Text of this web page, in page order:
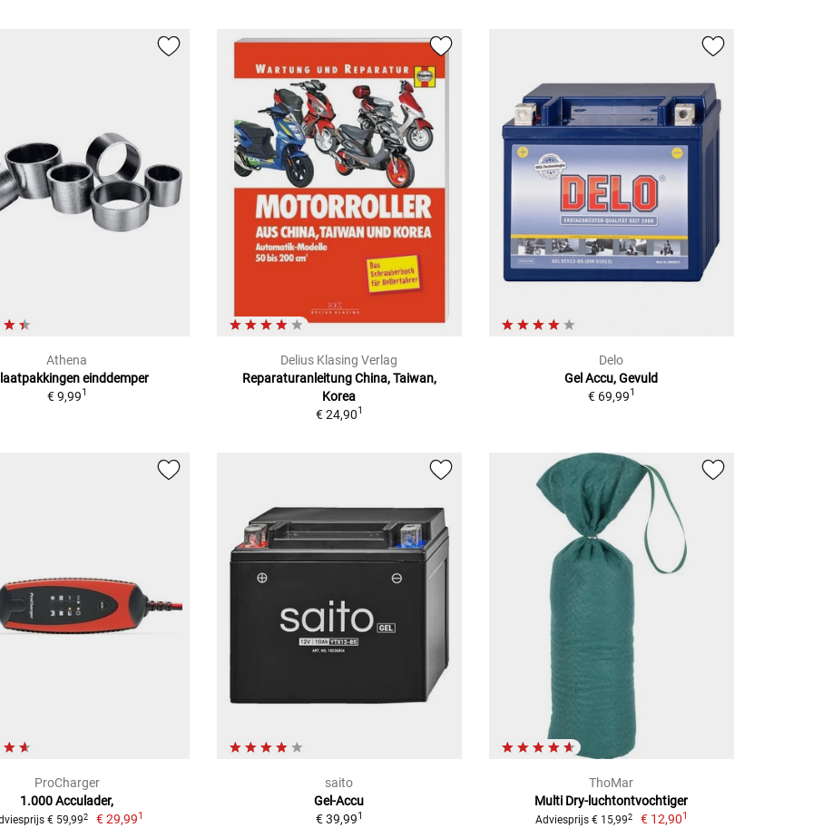
Athena
einddemper
€ 9,991
Delius Klasing Verlag
Reparaturanleitung China, Taiwan,
Korea
€ 24,901
Delo
Gel Accu, Gevuld
€ 69,991
ProCharger
1.000 Acculader,
€ 59,992 € 29,991
saito
Gel-Accu
€ 39,991
ThoMar
Multi Dry-luchtontvochtiger
Adviesprijs € 15,992 € 12,901